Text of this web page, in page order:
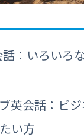
話：いろいろ
英会話：ビ
い方